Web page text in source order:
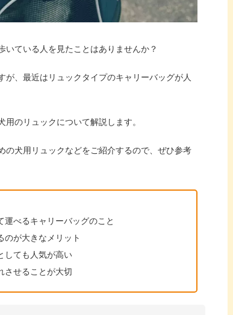
ている人を見たことはありませんか？
、最近はリュックタイプのキャリーバッグが人
のリュックについて解説します。
犬用リュックなどをご紹介するので、ぜひ参考
べるキャリーバッグのこと
のが大きなメリット
しても人気が高い
させることが大切